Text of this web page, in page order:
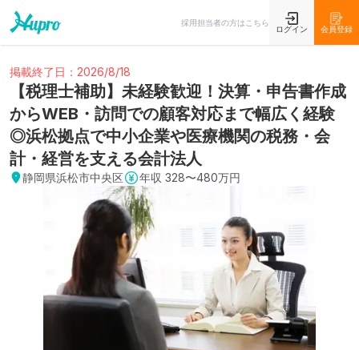
採用担当者の方はこちら
ログイン 会員登録
掲載終了日：2026/8/18
【税理士補助】未経験歓迎！決算・申告書作成
からWEB・訪問での顧客対応まで幅広く経験
◎浜松拠点で中小企業や医療機関の税務・会
計・経営を支える会計法人
静岡県浜松市中央区 年収 328〜480万円